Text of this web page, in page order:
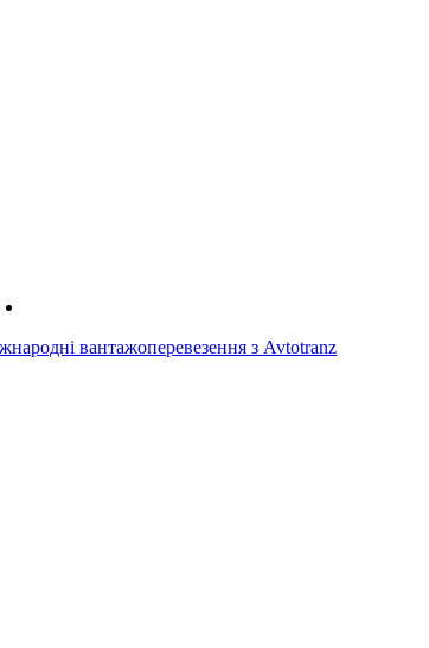
вантажоперевезення з Avtotranz